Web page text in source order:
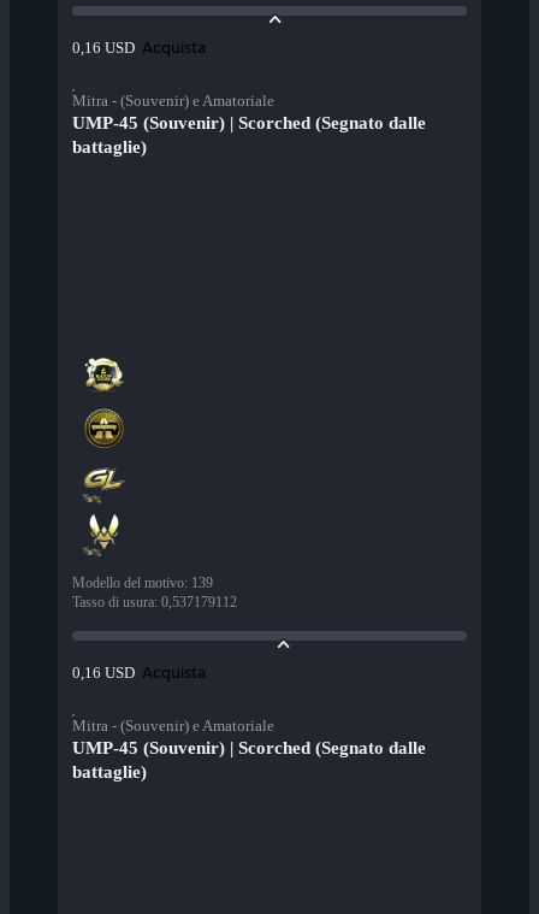
0,16 USD Acquista
Mitra - (Souvenir) e Amatoriale
UMP-45 (Souvenir) | Scorched (Segnato dalle
battaglie)
Modello del motivo: 139
Tasso di usura: 0,537179112
0,16 USD Acquista
Mitra - (Souvenir) e Amatoriale
UMP-45 (Souvenir) | Scorched (Segnato dalle
battaglie)